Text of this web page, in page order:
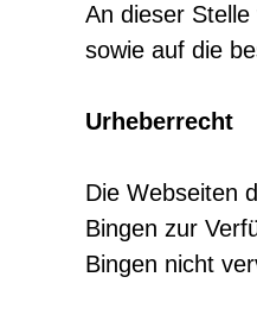
An dieser
sowie auf die
Urheberrecht
Die Webseiten
Bingen zur
Bingen nicht